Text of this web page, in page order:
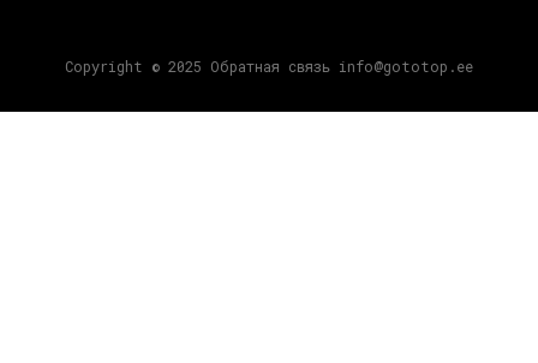
Copyright © 2025 Обратная связь info@gototop.ee